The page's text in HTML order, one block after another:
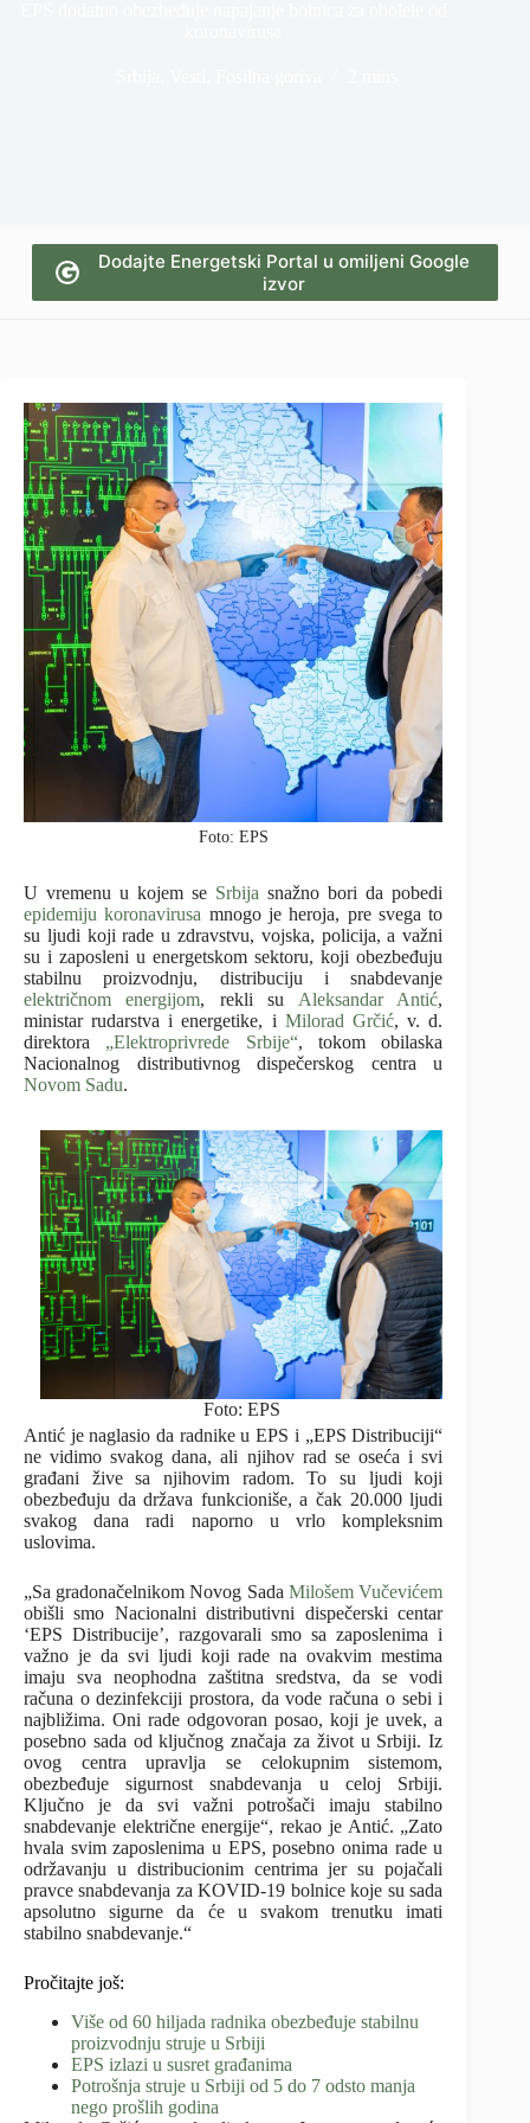
Dodajte Energetski Portal u omiljeni Google
izvor
Foto: EPS
U vremenu u kojem se Srbijasnažno bori da pobedi
epidemiju koronavirusa mnogo je heroja, pre svega to
su ljudi koji rade u zdravstvu, vojska, policija, a važni
su i zaposleni u energetskom sektoru, koji obezbeđuju
stabilnu proizvodnju, distribuciju i snabdevanje
električnom energijom, rekli su Aleksandar Antić,
ministar rudarstva i energetike, i Milorad Grčić, v. d.
direktora „Elektroprivrede Srbije“, tokom obilaska
Nacionalnog distributivnog dispečerskog centra u
Novom Sadu.
Foto: EPS
Antić je naglasio da radnike u EPS i „EPS Distribuciji“
ne vidimo svakog dana, ali njihov rad se oseća i svi
građani žive sa njihovim radom. To su ljudi koji
obezbeđuju da država funkcioniše, a čak 20.000 ljudi
svakog dana radi naporno u vrlo kompleksnim
uslovima.
„Sa gradonačelnikom Novog Sada Milošem Vučevićem
obišli smo Nacionalni distributivni dispečerski centar
‘EPS Distribucije’, razgovarali smo sa zaposlenima i
važno je da svi ljudi koji rade na ovakvim mestima
imaju sva neophodna zaštitna sredstva, da se vodi
računa o dezinfekciji prostora, da vode računa o sebi i
najbližima. Oni rade odgovoran posao, koji je uvek, a
posebno sada od ključnog značaja za život u Srbiji. Iz
ovog centra upravlja se celokupnim sistemom,
obezbeđuje sigurnost snabdevanja u celoj Srbiji.
Ključno je da svi važni potrošači imaju stabilno
snabdevanje električne energije“, rekao je Antić. „Zato
hvala svim zaposlenima u EPS, posebno onima rade u
održavanju u distribucionim centrima jer su pojačali
pravce snabdevanja za KOVID-19 bolnice koje su sada
apsolutno sigurne da će u svakom trenutku imati
stabilno snabdevanje.“
Pročitajte još:
Više od 60 hiljada radnika obezbeđuje stabilnu
proizvodnju struje u Srbiji
EPS izlazi u susret građanima
Potrošnja struje u Srbiji od 5 do 7 odsto manja
nego prošlih godina